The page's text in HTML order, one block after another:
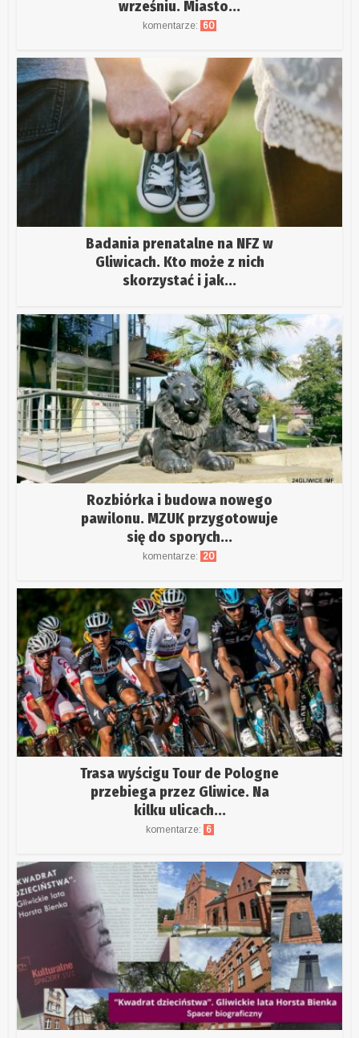
wrześniu. Miasto...
komentarze: 60
Badania prenatalne na NFZ w
Gliwicach. Kto może z nich
skorzystać i jak...
Rozbiórka i budowa nowego
pawilonu. MZUK przygotowuje
się do sporych...
komentarze: 20
Trasa wyścigu Tour de Pologne
przebiega przez Gliwice. Na
kilku ulicach...
komentarze: 6